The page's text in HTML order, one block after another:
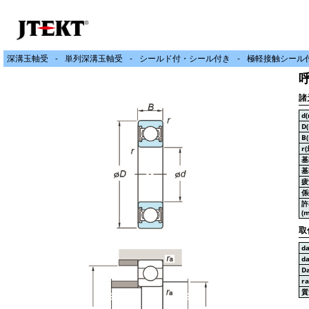
深溝玉軸受 単列深溝玉軸受 シールド付・シール付き 極軽接触シール
諸
r(
取